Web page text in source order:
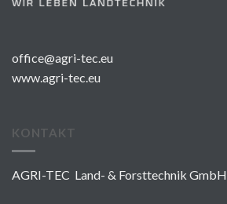
office@agri-tec.eu
www.agri-tec.eu
KONTAKT
AGRI-TEC Land- & Forsttechnik GmbH